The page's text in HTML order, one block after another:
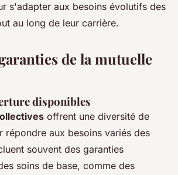
s'adapter aux besoins évolutifs des
au long de leur carrière.
de la mutuelle
disponibles
offrent une diversité de
répondre aux besoins variés des
souvent des garanties
soins de base, comme des